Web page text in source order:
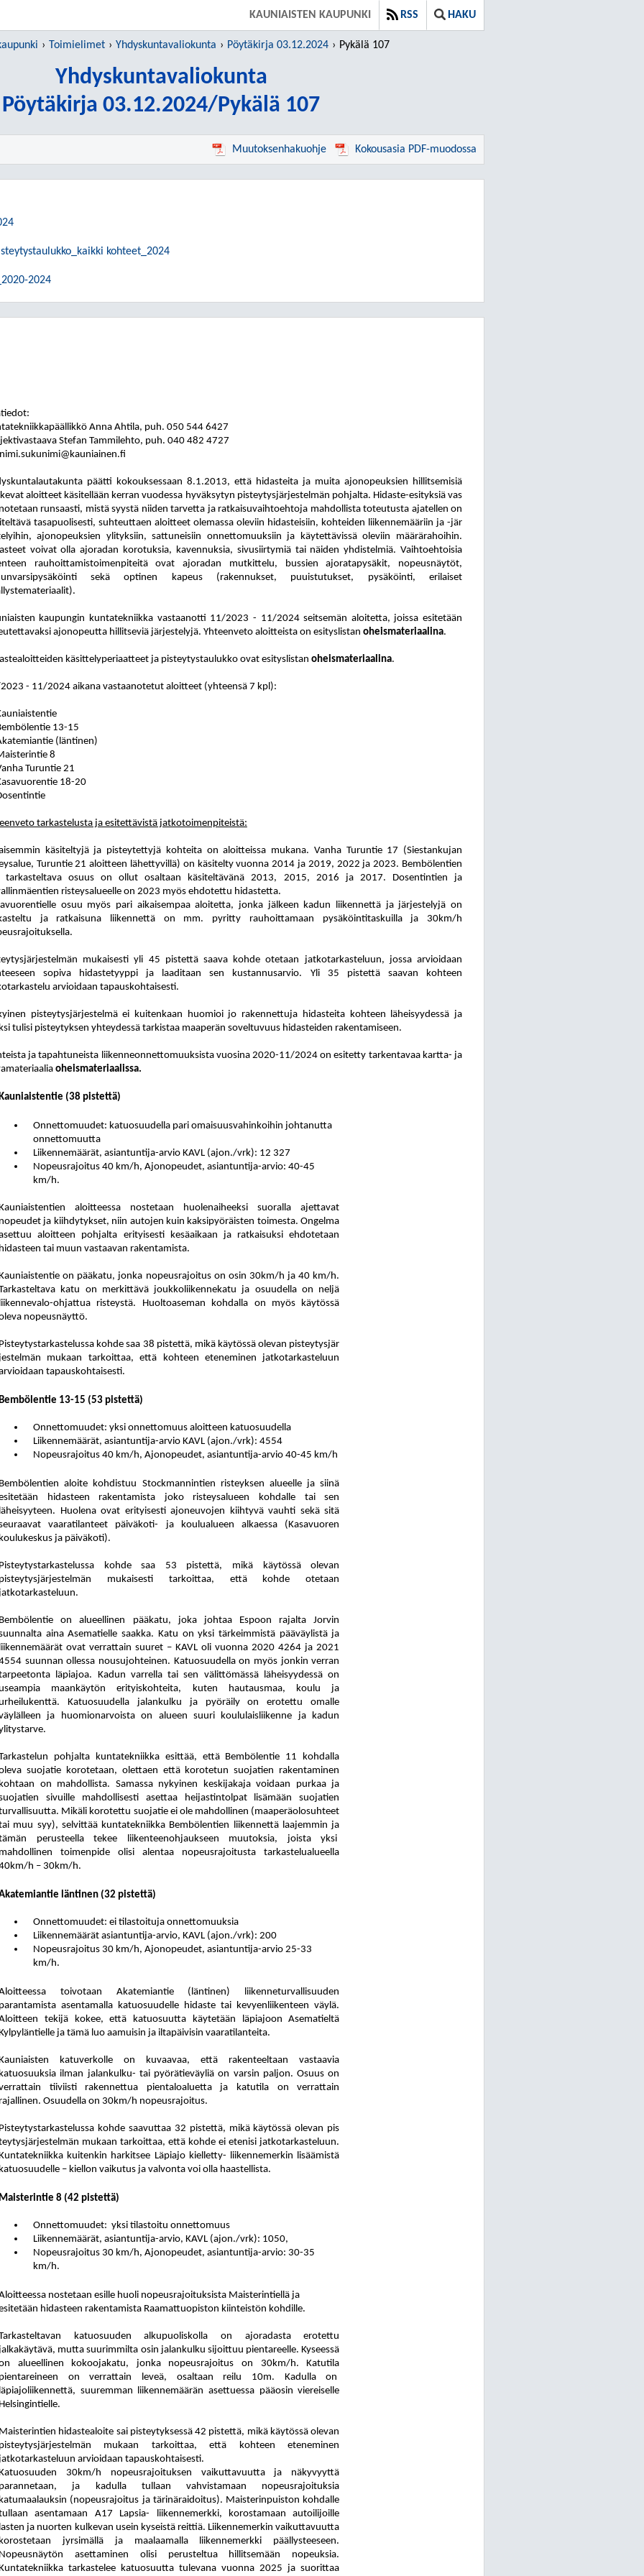
KAUNIAISTEN KAUPUNKI RSS HAKU
Toimielimet Yhdyskuntavaliokunta Pöytäkirja 03.12.2024 Pykälä 107
Yhdyskuntavaliokunta
Pöytäkirja 03.12.2024/Pykälä 107
Muutoksenhakuohje Kokousasia PDF-muodossa
kohteet_2024
2024
Anna Ahtila, puh. 050 544 6427
Stefan Tammilehto, puh. 040 482 4727
päätti kokouksessaan 8.1.2013, että hidasteita ja muita ajonopeuksien hillitsemisiä
aloitteet käsitellään kerran vuodessa hyväksytyn pisteytysjärjestelmän pohjalta. Hidaste-esityksiä vas
otetaan runsaasti, mistä syystä niiden tarvetta ja ratkaisuvaihtoehtoja mahdollista toteutusta ajatellen on
tasapuolisesti, suhteuttaen aloitteet olemassa oleviin hidasteisiin, kohteiden liikennemääriin ja -jär
lyihin, ajonopeuksien ylityksiin, sattuneisiin onnettomuuksiin ja käytettävissä oleviin määrärahoihin.
voivat olla ajoradan korotuksia, kavennuksia, sivusiirtymiä tai näiden yhdistelmiä. Vaihtoehtoisia
rauhoittamistoimenpiteitä ovat ajoradan mutkittelu, bussien ajoratapysäkit, nopeusnäytöt,
sekä optinen kapeus (rakennukset, puuistutukset, pysäköinti, erilaiset
kaupungin kuntatekniikka vastaanotti 11/2023 - 11/2024 seitsemän aloitetta, joissa esitetään
ajonopeutta hillitseviä järjestelyjä. Yhteenveto aloitteista on esityslistan oheismateriaalina.
käsittelyperiaatteet ja pisteytystaulukko ovat esityslistan oheismateriaalina.
- 11/2024 aikana vastaanotetut aloitteet (yhteensä 7 kpl):
13-15
(läntinen)
8
Turuntie 21
18-20
tarkastelusta ja esitettävistä jatkotoimenpiteistä:
käsiteltyjä ja pisteytettyjä kohteita on aloitteissa mukana. Vanha Turuntie 17 (Siestankujan
Turuntie 21 aloitteen lähettyvillä) on käsitelty vuonna 2014 ja 2019, 2022 ja 2023. Bembölentien
tarkasteltava osuus on ollut osaltaan käsiteltävänä 2013, 2015, 2016 ja 2017. Dosentintien ja
risteysalueelle on 2023 myös ehdotettu hidastetta.
osuu myös pari aikaisempaa aloitetta, jonka jälkeen kadun liikennettä ja järjestelyjä on
ja ratkaisuna liikennettä on mm. pyritty rauhoittamaan pysäköintitaskuilla ja 30km/h
mukaisesti yli 45 pistettä saava kohde otetaan jatkotarkasteluun, jossa arvioidaan
sopiva hidastetyyppi ja laaditaan sen kustannusarvio. Yli 35 pistettä saavan kohteen
arvioidaan tapauskohtaisesti.
pisteytysjärjestelmä ei kuitenkaan huomioi jo rakennettuja hidasteita kohteen läheisyydessä ja
tulisi pisteytyksen yhteydessä tarkistaa maaperän soveltuvuus hidasteiden rakentamiseen.
ja tapahtuneista liikenneonnettomuuksista vuosina 2020-11/2024 on esitetty tarkentavaa kartta- ja
materiaalia oheismateriaalissa.
(38 pistettä)
Onnettomuudet: katuosuudella pari omaisuusvahinkoihin johtanutta
onnettomuutta
Liikennemäärät, asiantuntija-arvio KAVL (ajon./vrk): 12 327
Nopeusrajoitus 40 km/h, Ajonopeudet, asiantuntija-arvio: 40-45
km/h.
aloitteessa nostetaan huolenaiheeksi suoralla ajettavat
ja kiihdytykset, niin autojen kuin kaksipyöräisten toimesta. Ongelma
aloitteen pohjalta erityisesti kesäaikaan ja ratkaisuksi ehdotetaan
tai muun vastaavan rakentamista.
on pääkatu, jonka nopeusrajoitus on osin 30km/h ja 40 km/h.
katu on merkittävä joukkoliikennekatu ja osuudella on neljä
ohjattua risteystä. Huoltoaseman kohdalla on myös käytössä
nopeusnäyttö.
kohde saa 38 pistettä, mikä käytössä olevan pisteytysjär
telmän mukaan tarkoittaa, että kohteen eteneminen jatkotarkasteluun
tapauskohtaisesti.
13-15 (53 pistettä)
Onnettomuudet: yksi onnettomuus aloitteen katuosuudella
Liikennemäärät, asiantuntija-arvio KAVL (ajon./vrk): 4554
Nopeusrajoitus 40 km/h, Ajonopeudet, asiantuntija-arvio 40-45 km/h
aloite kohdistuu Stockmannintien risteyksen alueelle ja siinä
hidasteen rakentamista joko risteysalueen kohdalle tai sen
Huolena ovat erityisesti ajoneuvojen kiihtyvä vauhti sekä sitä
vaaratilanteet päiväkoti- ja koulualueen alkaessa (Kasavuoren
ja päiväkoti).
kohde saa 53 pistettä, mikä käytössä olevan
mukaisesti tarkoittaa, että kohde otetaan
on alueellinen pääkatu, joka johtaa Espoon rajalta Jorvin
aina Asematielle saakka. Katu on yksi tärkeimmistä pääväylistä ja
ovat verrattain suuret – KAVL oli vuonna 2020 4264 ja 2021
suunnan ollessa nousujohteinen. Katuosuudella on myös jonkin verran
läpiajoa. Kadun varrella tai sen välittömässä läheisyydessä on
maankäytön erityiskohteita, kuten hautausmaa, koulu ja
Katuosuudella jalankulku ja pyöräily on erotettu omalle
ja huomionarvoista on alueen suuri koululaisliikenne ja kadun
pohjalta kuntatekniikka esittää, että Bembölentie 11 kohdalla
suojatie korotetaan, olettaen että korotetun suojatien rakentaminen
on mahdollista. Samassa nykyinen keskijakaja voidaan purkaa ja
sivuille mahdollisesti asettaa heijastintolpat lisämään suojatien
Mikäli korotettu suojatie ei ole mahdollinen (maaperäolosuhteet
muu syy), selvittää kuntatekniikka Bembölentien liikennettä laajemmin ja
perusteella tekee liikenteenohjaukseen muutoksia, joista yksi
toimenpide olisi alentaa nopeusrajoitusta tarkastelualueella
h – 30km/h.
läntinen (32 pistettä)
Onnettomuudet: ei tilastoituja onnettomuuksia
Liikennemäärät asiantuntija-arvio, KAVL (ajon./vrk): 200
Nopeusrajoitus 30 km/h, Ajonopeudet, asiantuntija-arvio 25-33
km/h.
toivotaan Akatemiantie (läntinen) liikenneturvallisuuden
asentamalla katuosuudelle hidaste tai kevyenliikenteen väylä.
tekijä kokee, että katuosuutta käytetään läpiajoon Asematieltä
ja tämä luo aamuisin ja iltapäivisin vaaratilanteita.
katuverkolle on kuvaavaa, että rakenteeltaan vastaavia
ilman jalankulku- tai pyörätieväyliä on varsin paljon. Osuus on
tiiviisti rakennettua pientaloaluetta ja katutila on verrattain
Osuudella on 30km/h nopeusrajoitus.
kohde saavuttaa 32 pistettä, mikä käytössä olevan pis
tysjärjestelmän mukaan tarkoittaa, että kohde ei etenisi jatkotarkasteluun.
kuitenkin harkitsee Läpiajo kielletty- liikennemerkin lisäämistä
– kiellon vaikutus ja valvonta voi olla haastellista.
8 (42 pistettä)
Onnettomuudet: yksi tilastoitu onnettomuus
Liikennemäärät, asiantuntija-arvio, KAVL (ajon./vrk): 1050,
Nopeusrajoitus 30 km/h, Ajonopeudet, asiantuntija-arvio: 30-35
km/h.
nostetaan esille huoli nopeusrajoituksista Maisterintiellä ja
hidasteen rakentamista Raamattuopiston kiinteistön kohdille.
katuosuuden alkupuoliskolla on ajoradasta erotettu
mutta suurimmilta osin jalankulku sijoittuu pientareelle. Kyseessä
alueellinen kokoojakatu, jonka nopeusrajoitus on 30km/h. Katutila
on verrattain leveä, osaltaan reilu 10m. Kadulla on
suuremman liikennemäärän asettuessa pääosin viereiselle
hidastealoite sai pisteytyksessä 42 pistettä, mikä käytössä olevan
teytysjärjestelmän mukaan tarkoittaa, että kohteen eteneminen
arvioidaan tapauskohtaisesti.
30km/h nopeusrajoituksen vaikuttavuutta ja näkyvyyttä
ja kadulla tullaan vahvistamaan nopeusrajoituksia
(nopeusrajoitus ja tärinäraidoitus). Maisterinpuiston kohdalle
asentamaan A17 Lapsia- liikennemerkki, korostamaan autoilijoille
ja nuorten kulkevan usein kyseistä reittiä. Liikennemerkin vaikuttavuutta
jyrsimällä ja maalaamalla liikennemerkki päällysteeseen.
asettaminen olisi perusteltua hillitsemään nopeuksia.
tarkastelee katuosuutta tulevana vuonna 2025 ja suorittaa